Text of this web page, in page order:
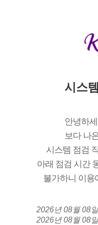
시스
안녕하
보다 나
시스템 점검
아래 점검 시간
불가하니 이용
2026년 08월 08
2026년 08월 08